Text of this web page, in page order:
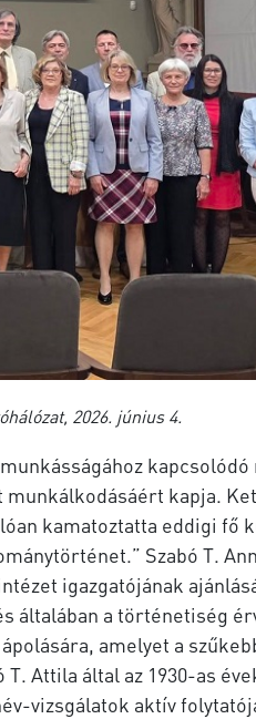
2026. június 4.
kapja.
kamatoztatta eddigi fő
Szabó T.
igazgatójának
általában a történetiség
amelyet a
Attila által az 1930-as
vizsgálatok aktív